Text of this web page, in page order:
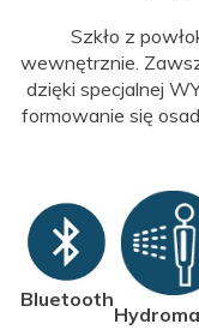
Szkło z
wewnętrznie.
dzięki specjalnej
formowanie się
Bluetooth